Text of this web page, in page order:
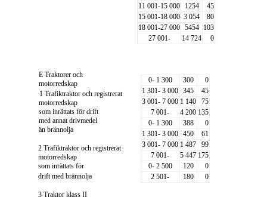
E Traktorer och
motorredskap
1 Trafiktraktor och registrerat
motorredskap
som inrättats för drift
med annat drivmedel
än brännolja
2 Trafiktraktor och registrerat
motorredskap
som inrättats för
drift med brännolja
3 Traktor klass II
11 001-15 000
1254
45
15 001-18 000 3 054
80
18 001-27 000 5454
103
27 001-
14 724 0
0- 1 300 300
0
1 301- 3 000 345
45
3 001- 7 000 1 140
75
7 001-
4 200 135
0- 1 300
388
0
1 301- 3 000 450
61
3 001- 7 000 1 487
99
7 001-
5 447 175
0- 2 500
120
0
2 501-
180 0